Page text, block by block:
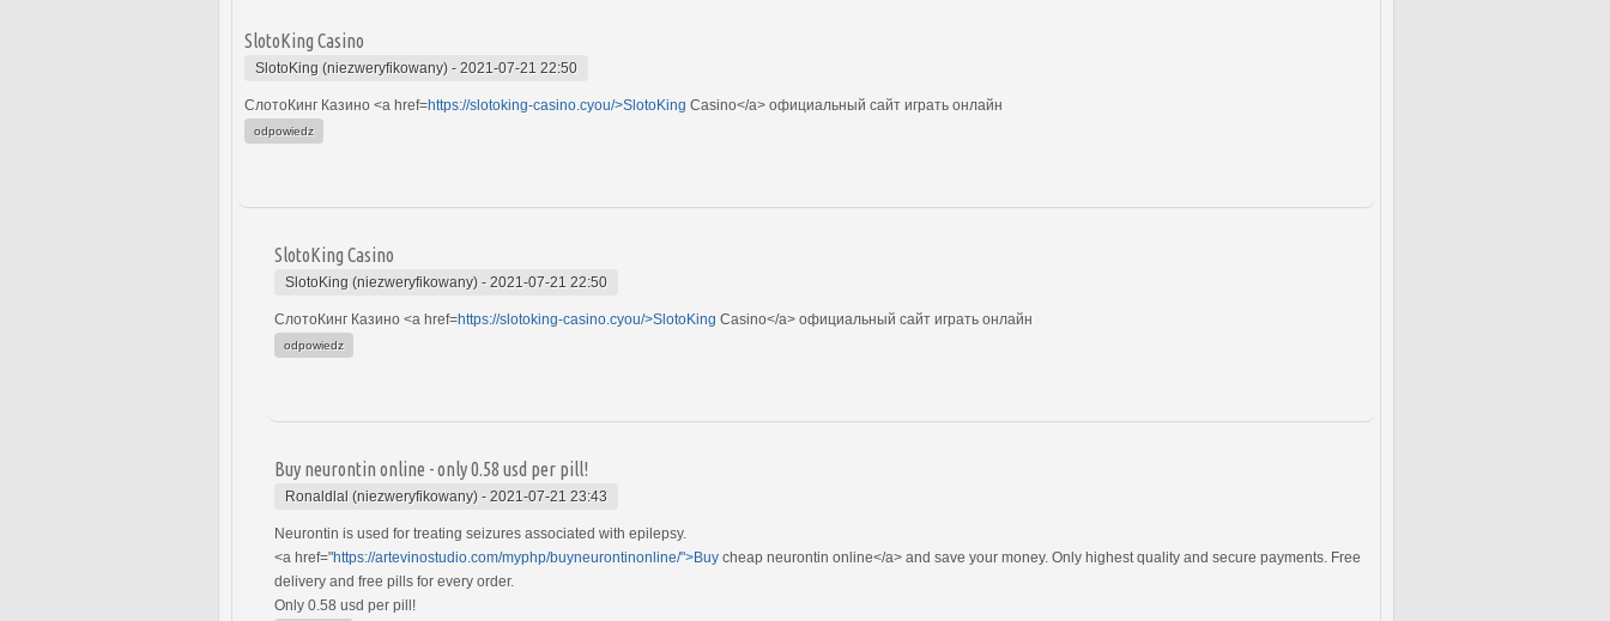
SlotoKing Casino
SlotoKing (niezweryfikowany) - 2021-07-21 22:50
СлотоКинг Казино <a href=https://slotoking-casino.cyou/>SlotoKing Casino</a> официальный сайт играть онлайн
odpowiedz
SlotoKing Casino
SlotoKing (niezweryfikowany) - 2021-07-21 22:50
СлотоКинг Казино <a href=https://slotoking-casino.cyou/>SlotoKing Casino</a> официальный сайт играть онлайн
odpowiedz
Buy neurontin online - only 0.58 usd per pill!
Ronaldlal (niezweryfikowany) - 2021-07-21 23:43
Neurontin is used for treating seizures associated with epilepsy.
<a href="https://artevinostudio.com/myphp/buyneurontinonline/">Buy cheap neurontin online</a> and save your money. Only highest quality and secure payments. Free
delivery and free pills for every order.
Only 0.58 usd per pill!